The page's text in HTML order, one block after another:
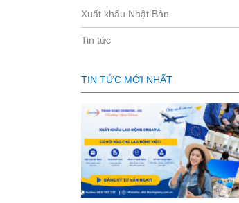
Xuất khẩu Nhật Bản
Tin tức
TIN TỨC MỚI NHẤT